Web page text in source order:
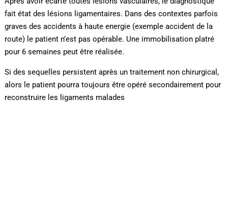
fait état des lésions ligamentaires. Dans des contextes parfois
graves des accidents à haute energie (exemple accident de la
route) le patient n’est pas opérable. Une immobilisation platré
pour 6 semaines peut être réalisée.
Si des sequelles persistent après un traitement non chirurgical,
alors le patient pourra toujours être opéré secondairement pour
reconstruire les ligaments malades